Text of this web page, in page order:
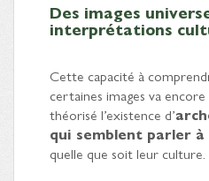
Des images
interprétations
Cette capacité à
certaines images va encore
théorisé l’existence d’
qui semblent parler à
quelle que soit leur culture.